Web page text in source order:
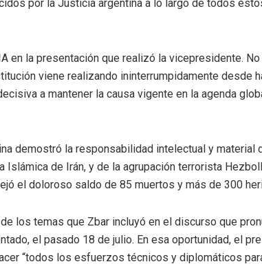
por la Justicia argentina a lo largo de todos
en la presentación que realizó la vicepresidente.
viene realizando ininterrumpidamente desde
a mantener la causa vigente en la agenda
demostró la responsabilidad intelectual y material
Islámica de Irán, y de la agrupación terrorista
el doloroso saldo de 85 muertos y más de 300
los temas que Zbar incluyó en el discurso que
el pasado 18 de julio. En esa oportunidad, el
“todos los esfuerzos técnicos y diplomáticos